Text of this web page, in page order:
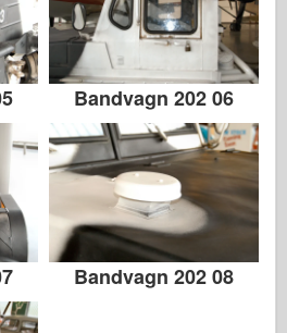
Bandvagn 202 06
Bandvagn 202 08